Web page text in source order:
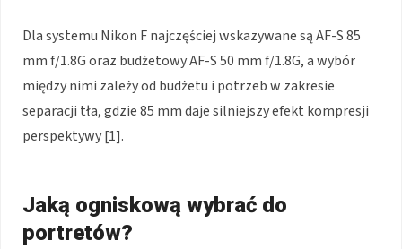
Dla systemu Nikon F najczęściej wskazywane są AF-S 85
mm f/1.8G oraz budżetowy AF-S 50 mm f/1.8G, a wybór
między nimi zależy od budżetu i potrzeb w zakresie
separacji tła, gdzie 85 mm daje silniejszy efekt kompresji
perspektywy [1].
Jaką ogniskową wybrać do
portretów?